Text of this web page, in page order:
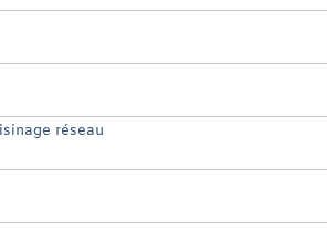
réseau